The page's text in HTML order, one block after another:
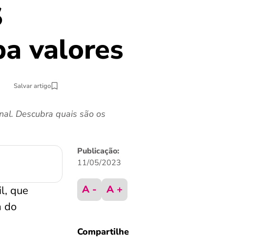
valores
Salvar artigo
Descubra quais são os
que
do
Publicação:
11/05/2023
A - A +
Compartilhe